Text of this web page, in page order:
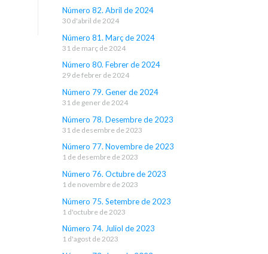
Número 82. Abril de 2024
30 d'abril de 2024
Número 81. Març de 2024
31 de març de 2024
Número 80. Febrer de 2024
29 de febrer de 2024
Número 79. Gener de 2024
31 de gener de 2024
Número 78. Desembre de 2023
31 de desembre de 2023
Número 77. Novembre de 2023
1 de desembre de 2023
Número 76. Octubre de 2023
1 de novembre de 2023
Número 75. Setembre de 2023
1 d'octubre de 2023
Número 74. Juliol de 2023
1 d'agost de 2023